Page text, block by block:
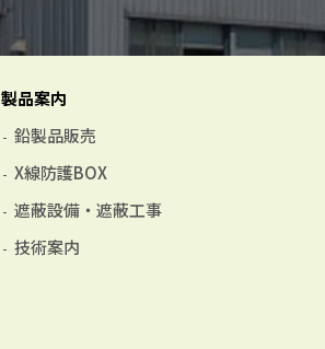
製品案内
鉛製品販売
X線防護BOX
遮蔽設備・遮蔽工事
技術案内